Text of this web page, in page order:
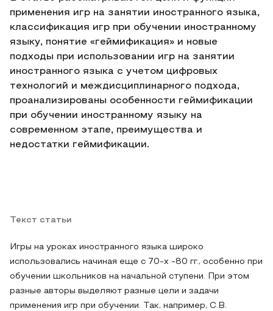
применения игр на занятии иностранного языка,
классификация игр при обучении иностранному
языку, понятие «геймификация» и новые
подходы при использовании игр на занятии
иностранного языка с учетом цифровых
технологий и междисциплинарного подхода,
проанализированы особенности геймификации
при обучении иностранному языку на
современном этапе, преимущества и
недостатки геймификации.
Текст статьи
Игры на уроках иностранного языка широко
использовались начиная еще с 70-х -80 гг., особенно при
обучении школьников на начальной ступени. При этом
разные авторы выделяют разные цели и задачи
применения игр при обучении. Так, например, С.В.